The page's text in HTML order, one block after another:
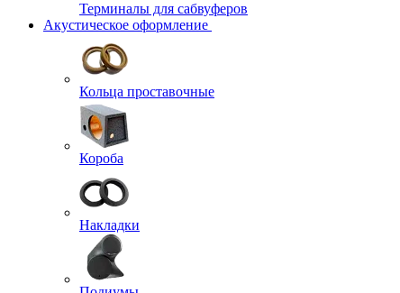
Терминалы для сабвуферов
Акустическое оформление
Кольца проставочные
Короба
Накладки